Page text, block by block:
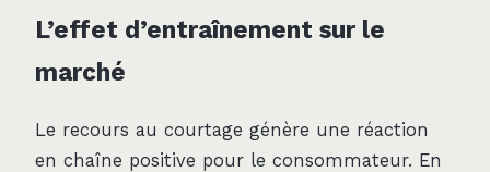
L’effet d’entraînement sur le
marché
Le recours au courtage génère une réaction
en chaîne positive pour le consommateur. En